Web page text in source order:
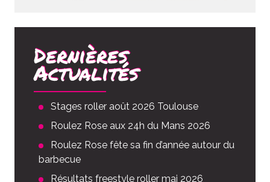
Dernières
Actualités
Stages roller août 2026 Toulouse
Roulez Rose aux 24h du Mans 2026
Roulez Rose fête sa fin d’année autour du
barbecue
Résultats freestyle roller mai 2026